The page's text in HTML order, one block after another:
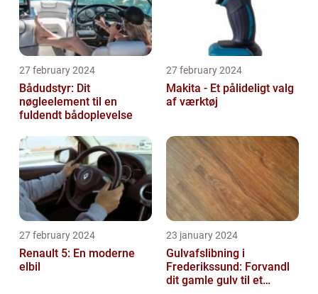
27 february 2024
Bådudstyr: Dit
nøgleelement til en
fuldendt bådoplevelse
27 february 2024
Makita - Et pålideligt valg
af værktøj
27 february 2024
Renault 5: En moderne
elbil
23 january 2024
Gulvafslibning i
Frederikssund: Forvandl
dit gamle gulv til et